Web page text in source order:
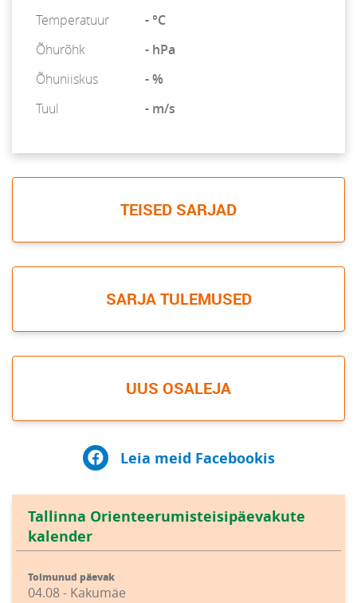
Temperatuur
- °C
Õhurõhk
- hPa
Õhuniiskus
- %
Tuul
- m/s
TEISED SARJAD
SARJA TULEMUSED
UUS OSALEJA
Leia meid Facebookis
Tallinna Orienteerumisteisipäevakute
kalender
Toimunud päevak
04.08 - Kakumäe